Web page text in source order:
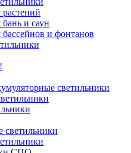
и саун
и фонтанов
светильники
светильники